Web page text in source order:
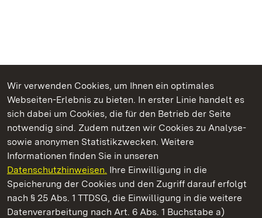
Wir verwenden Cookies, um Ihnen ein optimales
Webseiten-Erlebnis zu bieten. In erster Linie handelt es
sich dabei um Cookies, die für den Betrieb der Seite
notwendig sind. Zudem nutzen wir Cookies zu Analyse-
sowie anonymen Statistikzwecken. Weitere
Informationen finden Sie in unseren
Datenschutzhinweisen. Ihre Einwilligung in die
Speicherung der Cookies und den Zugriff darauf erfolgt
nach § 25 Abs. 1 TTDSG, die Einwilligung in die weitere
Datenverarbeitung nach Art. 6 Abs. 1 Buchstabe a)
Kommen. Staunen. Genießen.
Staatliche Schlösser und Gärten Baden‑Württemberg
Staatliche Schlösser und Gärten Baden-Württemberg